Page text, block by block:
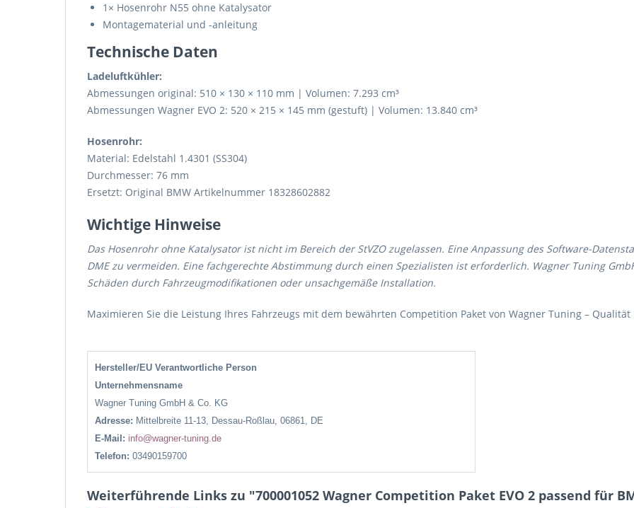
1× Hosenrohr N55 ohne Katalysator
Montagematerial und -anleitung
Technische Daten
Ladeluftkühler:
Abmessungen original: 510 × 130 × 110 mm | Volumen: 7.293 cm³
Abmessungen Wagner EVO 2: 520 × 215 × 145 mm (gestuft) | Volumen: 13.840 cm³
Hosenrohr:
Material: Edelstahl 1.4301 (SS304)
Durchmesser: 76 mm
Ersetzt: Original BMW Artikelnummer 18328602882
Wichtige Hinweise
Das Hosenrohr ohne Katalysator ist nicht im Bereich der StVZO zugelassen. Eine Anpassung des Software-
DME zu vermeiden. Eine fachgerechte Abstimmung durch einen Spezialisten ist erforderlich. Wagner Tuning
Schäden durch Fahrzeugmodifikationen oder unsachgemäße Installation.
Maximieren Sie die Leistung Ihres Fahrzeugs mit dem bewährten Competition Paket von Wagner Tuning –
Hersteller/EU Verantwortliche Person
Unternehmensname
Wagner Tuning GmbH & Co. KG
Adresse: Mittelbreite 11-13, Dessau-Roßlau, 06861, DE
E-Mail: info@wagner-tuning.de
Telefon: 03490159700
Weiterführende Links zu "700001052 Wagner Competition Paket EVO 2 passend für